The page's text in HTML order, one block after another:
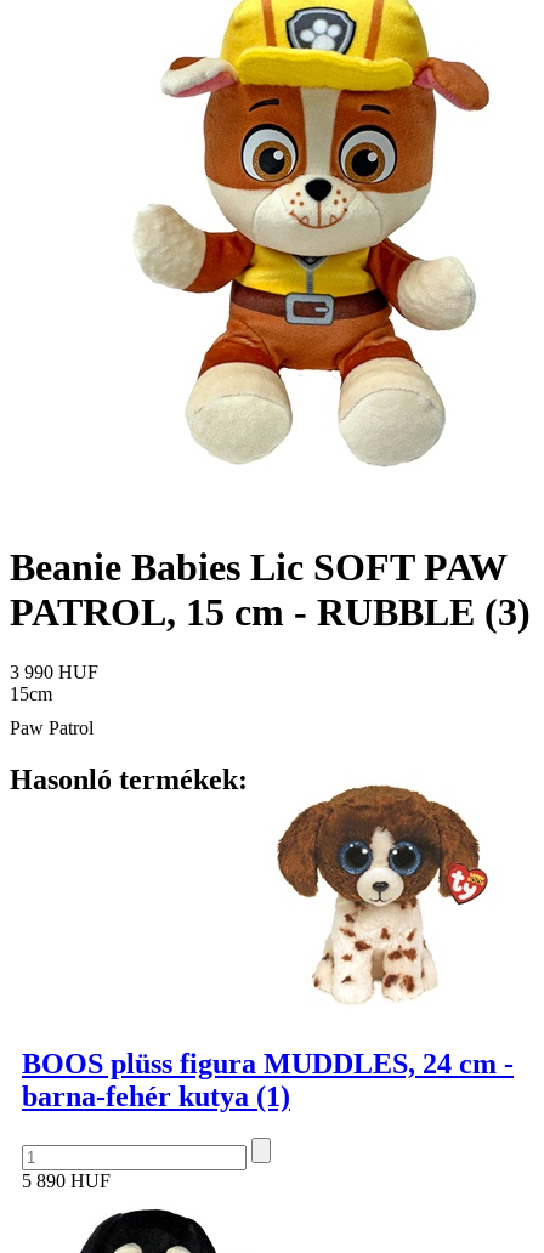
Beanie Babies Lic SOFT PAW
PATROL, 15 cm - RUBBLE (3)
3 990 HUF
15cm
Paw Patrol
Hasonló termékek:
BOOS plüss figura MUDDLES, 24 cm -
barna-fehér kutya (1)
5 890 HUF